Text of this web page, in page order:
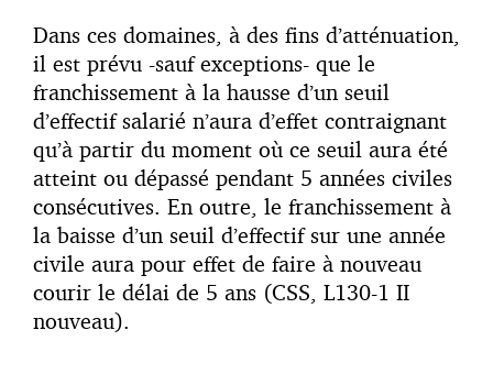
Dans ces domaines, à des fins d’atténuation,
il est prévu -sauf exceptions- que le
franchissement à la hausse d’un seuil
d’effectif salarié n’aura d’effet contraignant
qu’à partir du moment où ce seuil aura été
atteint ou dépassé pendant 5 années civiles
consécutives. En outre, le franchissement à
la baisse d’un seuil d’effectif sur une année
civile aura pour effet de faire à nouveau
courir le délai de 5 ans (CSS, L130-1 II
nouveau).